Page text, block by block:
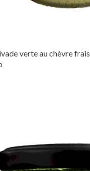
verte au chèvre frais